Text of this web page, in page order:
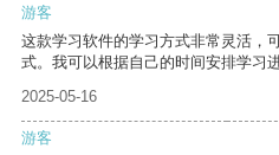
游客
这款学习软件的学习方式非常灵活，
式。我可以根据自己的时间安排学习进
2025-05-16
游客